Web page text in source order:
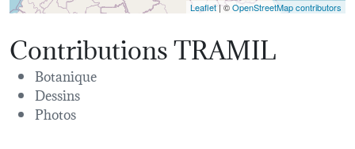
Leaflet | ©OpenStreetMap contributors
Contributions TRAMIL
Botanique
Dessins
Photos